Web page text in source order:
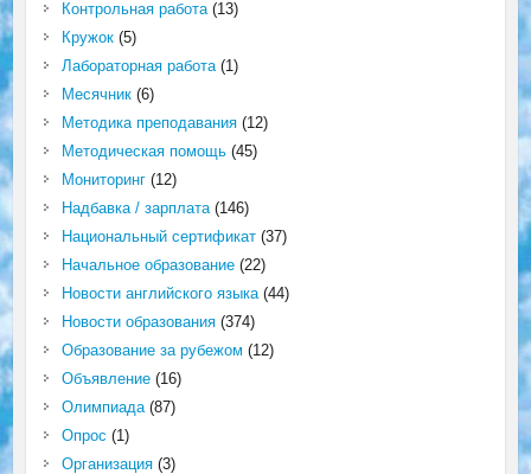
Контрольная работа(13)
Кружок(5)
Лабораторная работа(1)
Месячник(6)
Методика преподавания(12)
Методическая помощь(45)
Мониторинг(12)
Надбавка / зарплата(146)
Национальный сертификат(37)
Начальное образование(22)
Новости английского языка(44)
Новости образования(374)
Образование за рубежом (12)
Объявление(16)
Олимпиада(87)
Опрос (1)
Организация(3)